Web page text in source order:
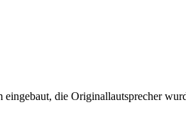
die Originallautsprecher